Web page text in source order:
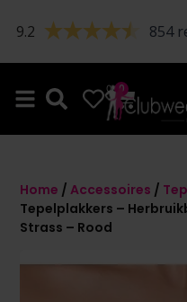
9.2 854
0 0
Home /Accessoires /
Tepelplakkers –
Strass – Rood